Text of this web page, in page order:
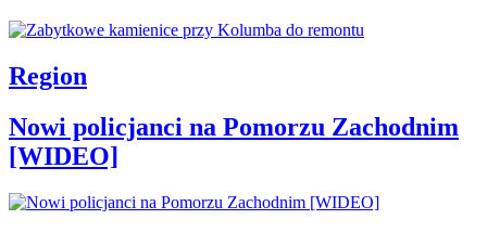
Region
Nowi policjanci na Pomorzu Zachodnim
[WIDEO]